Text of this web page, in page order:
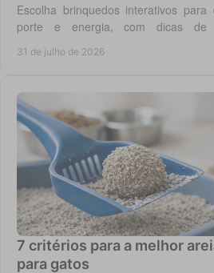
Escolha brinquedos interativos
porte e energia, com dicas de
31 de julho de 2026
7 critérios para a melhor
para gatos